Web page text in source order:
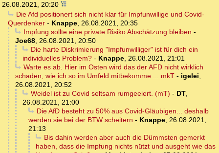
26.08.2021, 20:20
Die Afd positionert sich nicht klar für Impfunwillige und Covid-
Querdenker - Knappe, 26.08.2021, 20:35
Impfung sollte eine private Risiko Abschätzung bleiben -
Joe68, 26.08.2021, 20:50
Die harte Diskrimierung "Impfunwilliger" ist für dich ein
individuelles Problem? - Knappe, 26.08.2021, 21:01
Warte es ab. Hier im Osten wird das der AFD nicht wirklich
schaden, wie ich so im Umfeld mitbekomme ... mkT - igelei,
26.08.2021, 20:52
Weidel ist zu Covid seltsam rumgeeiert. (mT) - DT,
26.08.2021, 21:00
Die AfD besteht zu 50% aus Covid-Gläubigen... deshalb
werden sie bei der BTW scheitern - Knappe, 26.08.2021,
21:13
Bis dahin werden aber auch die Dümmsten gemerkt
haben, dass die Impfung nichts nützt und ausgeht wie das